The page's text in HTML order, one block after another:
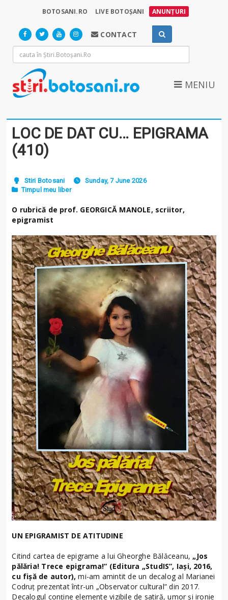
BOTOSANI.RO LIVE BOTOȘANI ANUNȚURI
CONTACT
MENIU
LOC DE DAT CU… EPIGRAMA
(410)
Stiri Botosani
Sunday, 7 June 2026
Timpul meu liber
O rubrică de prof. GEORGICĂ MANOLE, scriitor,
epigramist
UN EPIGRAMIST DE ATITUDINE
Citind cartea de epigrame a lui Gheorghe Bălăceanu,„Jos
pălăria! Trece epigrama!” (Editura „StudIS”, Iaşi, 2016,
cu fişă de autor),mi-am amintit de un decalog al Marianei
Codruţ prezentat într-un „Observator cultural” din 2017.
Decalogul conţine elemente vizibile de satiră, umor şi ironie